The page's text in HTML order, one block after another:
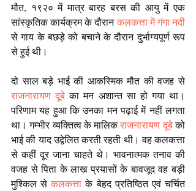
मौत, १९२० में मात्र बारह बरस की आयु में एक
सांस्कृतिक कार्यक्रम के दौरान कलकत्ता में गंगा नदी
से गाय के बछड़े को बचाने के दौरान दुर्भाग्यपूर्ण रूप
से हुई थी।
राजनारायण दूबे का मन अशान्त सा हो गया था।
परिणाम यह हुआ कि उनका मन पढ़ाई में नहीं लगता
था। गम्भीर व्यक्तित्व के मालिक राजनारायण दूबे को
भाई की याद उद्वेलित करती रहती थी। वह कलकत्ता
से कहीं दूर जाना चाहते थे। भावनात्मक तनाव की
वजह से पिता के लाख प्रयासों के बावजूद वह बड़ी
मुश्किल से कलकत्ता के बेहद प्रतिष्ठित एवं चर्चित